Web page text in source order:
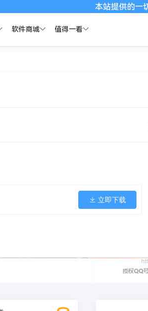
本站提供的一切软
软件商城 值得一看
立即下载